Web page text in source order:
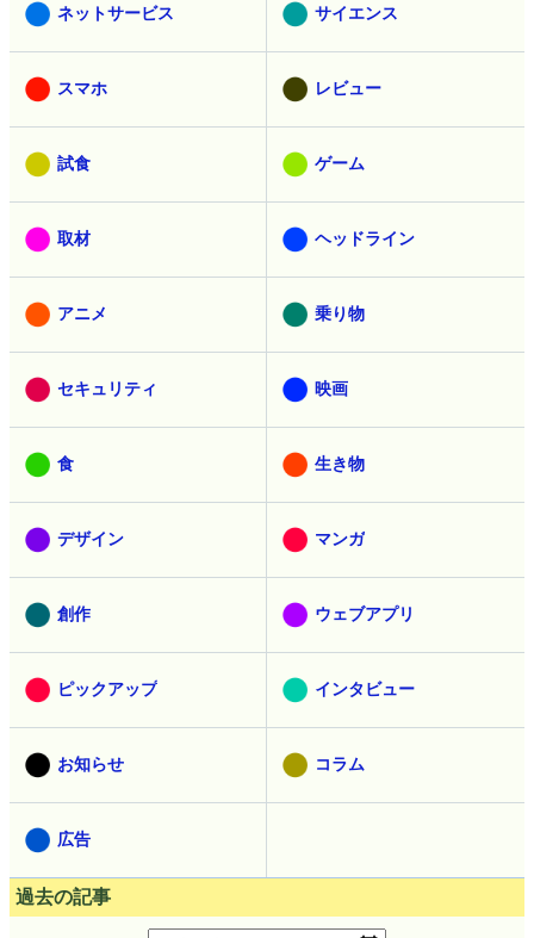
ネットサービス サイエンス
スマホ レビュー
試食 ゲーム
取材 ヘッドライン
アニメ 乗り物
セキュリティ 映画
食 生き物
デザイン マンガ
創作 ウェブアプリ
ピックアップ インタビュー
お知らせ コラム
広告
過去の記事